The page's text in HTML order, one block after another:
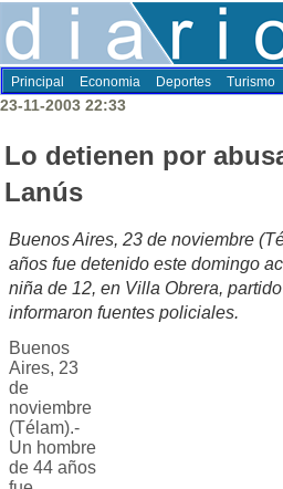
Principal Economia Deportes Turismo
23-11-2003 22:33
Lo detienen por
Lanús
Buenos Aires, 23 de noviembre
años fue detenido este domingo
niña de 12, en Villa Obrera,
informaron fuentes policiales.
Buenos
Aires, 23
de
noviembre
(Télam).-
Un hombre
de 44 años